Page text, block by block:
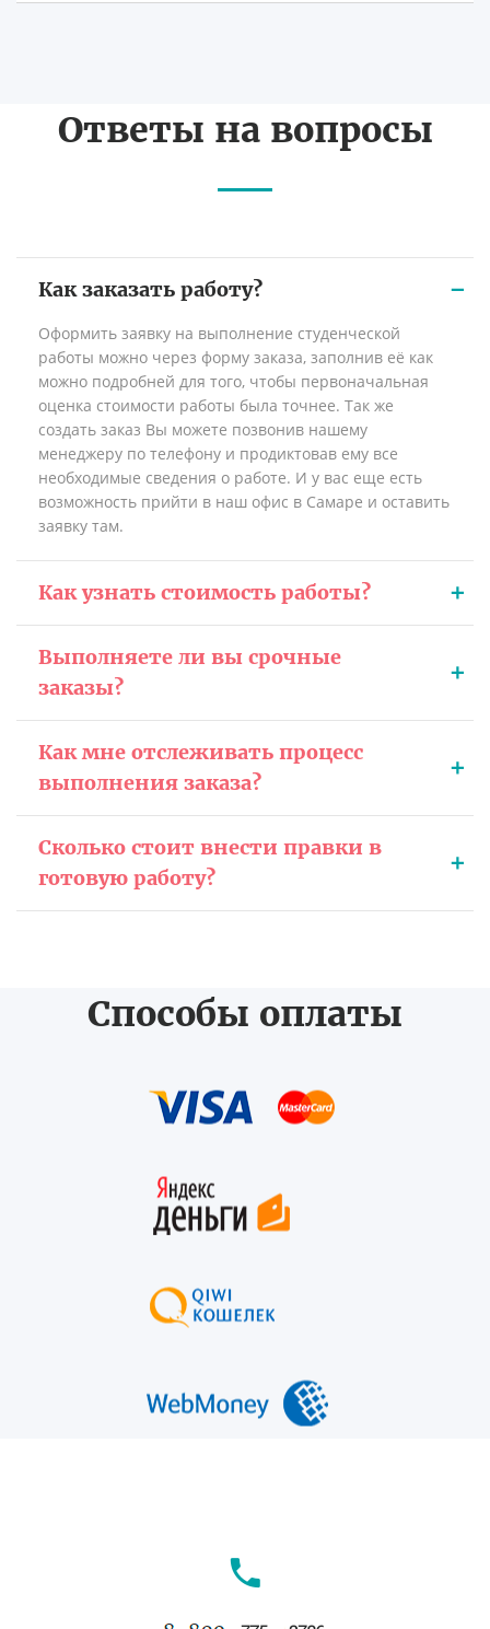
Ответы на вопросы
Как заказать работу?
Оформить заявку на выполнение студенческой
работы можно через форму заказа, заполнив её как
можно подробней для того, чтобы первоначальная
оценка стоимости работы была точнее. Так же
создать заказ Вы можете позвонив нашему
менеджеру по телефону и продиктовав ему все
необходимые сведения о работе. И у вас еще есть
возможность прийти в наш офис в Самаре и оставить
заявку там.
Как узнать стоимость работы?
Выполняете ли вы срочные
заказы?
Как мне отслеживать процесс
выполнения заказа?
Сколько стоит внести правки в
готовую работу?
Способы оплаты